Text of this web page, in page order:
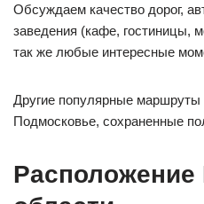
Обсуждаем качество дорог,
заведения (кафе, гостиницы,
так же любые интересные
Другие популярные маршруты
Подмосковье, сохраненные
Расположение